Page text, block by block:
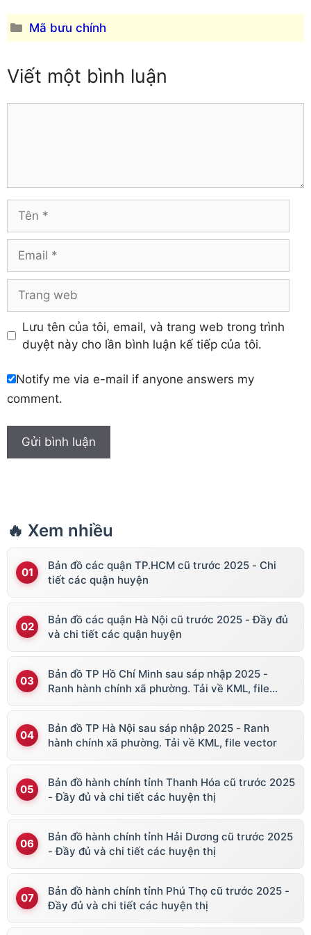
Hòa Bình
Khánh Hòa
Vĩnh Long
Danh
mục
Mã bưu chính
Viết một bình luận
web
Lưu tên của tôi, email, và trang web trong trình
duyệt này cho lần bình luận kế tiếp của tôi.
Notify me via e-mail if anyone answers my
comment.
🔥 Xem nhiều
Bản đồ các quận TP.HCM cũ trước 2025 - Chi
tiết các quận huyện
Bản đồ các quận Hà Nội cũ trước 2025 - Đầy đủ
và chi tiết các quận huyện
Bản đồ TP Hồ Chí Minh sau sáp nhập 2025 -
Ranh hành chính xã phường. Tải về KML, file
Bản đồ TP Hà Nội sau sáp nhập 2025 - Ranh
hành chính xã phường. Tải về KML, file vector
Bản đồ hành chính tỉnh Thanh Hóa cũ trước 2025
- Đầy đủ và chi tiết các huyện thị
Bản đồ hành chính tỉnh Hải Dương cũ trước 2025
- Đầy đủ và chi tiết các huyện thị
Bản đồ hành chính tỉnh Phú Thọ cũ trước 2025 -
Đầy đủ và chi tiết các huyện thị